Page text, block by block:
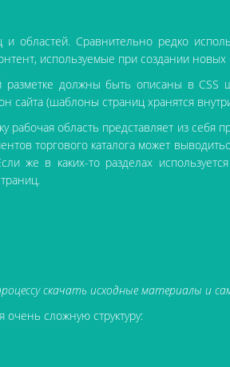
областей. Сравнительно редко
используемые при создании
должны быть описаны в
сайта (шаблоны страниц хранятся
область представляет из
торгового каталога может
же в каких-то разделах
скачать исходные материалы и
очень сложную структуру: